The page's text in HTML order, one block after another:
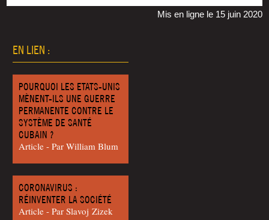
EN LIEN :
POURQUOI LES ETATS-UNIS
MÈNENT-ILS UNE GUERRE
PERMANENTE CONTRE LE
SYSTÈME DE SANTÉ
CUBAIN ?
Article - Par William Blum
CORONAVIRUS :
RÉINVENTER LA SOCIÉTÉ
Article - Par Sla­voj Zizek
Mis en ligne le 15 juin 2020